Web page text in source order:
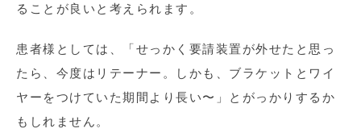
ることが良いと考えられます。
患者様としては、「せっかく要請装置が外せたと思っ
たら、今度はリテーナー。しかも、ブラケットとワイ
ヤーをつけていた期間より長い〜」とがっかりするか
もしれません。